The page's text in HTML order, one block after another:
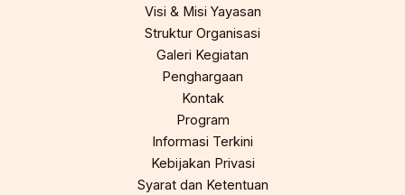
Visi & Misi Yayasan
Struktur Organisasi
Galeri Kegiatan
Penghargaan
Kontak
Program
Informasi Terkini
Kebijakan Privasi
Syarat dan Ketentuan